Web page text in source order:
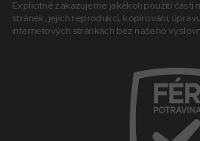
Explicitně zakazujeme jakékoli použití části
stránek, jejich reprodukci, kopírování,
internetových stránkách bez našeho